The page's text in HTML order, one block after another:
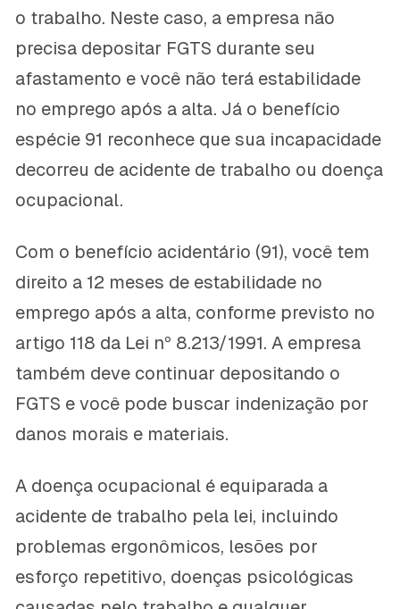
o trabalho. Neste caso, a empresa não
precisa depositar FGTS durante seu
afastamento e você não terá estabilidade
no emprego após a alta. Já o benefício
espécie 91 reconhece que sua incapacidade
decorreu de acidente de trabalho ou doença
ocupacional.
Com o benefício acidentário (91), você tem
direito a 12 meses de estabilidade no
emprego após a alta, conforme previsto no
artigo 118 da Lei nº 8.213/1991. A empresa
também deve continuar depositando o
FGTS e você pode buscar indenização por
danos morais e materiais.
A doença ocupacional é equiparada a
acidente de trabalho pela lei, incluindo
problemas ergonômicos, lesões por
esforço repetitivo, doenças psicológicas